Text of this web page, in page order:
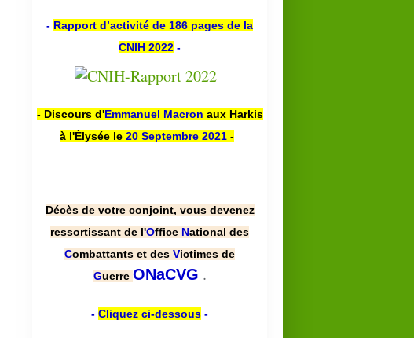
- Rapport d’activité de 186 pages de la
CNIH 2022 -
- Discours d'Emmanuel Macron aux Harkis
à l'Élysée le 20 Septembre 2021 -
Décès de votre conjoint, vous devenez
ressortissant de l'Office National des
Combattants et des Victimes de
Guerre ONaCVG .
- Cliquez ci-dessous -